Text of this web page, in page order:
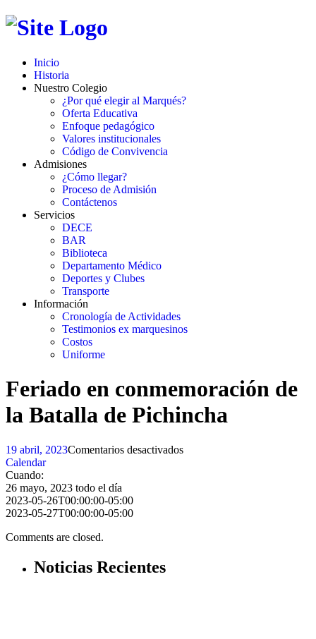
Inicio
Historia
Nuestro Colegio
¿Por qué elegir al Marqués?
Oferta Educativa
Enfoque pedagógico
Valores institucionales
Código de Convivencia
Admisiones
¿Cómo llegar?
Proceso de Admisión
Contáctenos
Servicios
DECE
BAR
Biblioteca
Departamento Médico
Deportes y Clubes
Transporte
Información
Cronología de Actividades
Testimonios ex marquesinos
Costos
Uniforme
Feriado en conmemoración de
la Batalla de Pichincha
19 abril, 2023Comentarios desactivadosen
Calendar
Cuando:
26 mayo, 2023 todo el día
2023-05-26T00:00:00-05:00
2023-05-27T00:00:00-05:00
Comments are closed.
Noticias Recientes